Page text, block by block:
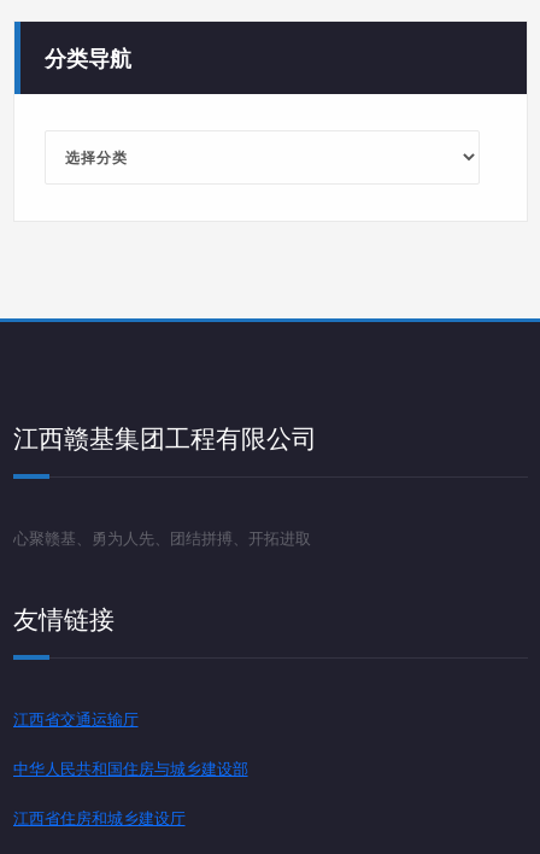
分类导航
江西赣基集团工程有限公司
心聚赣基、勇为人先、团结拼搏、开拓进取
友情链接
江西省交通运输厅
中华人民共和国住房与城乡建设部
江西省住房和城乡建设厅